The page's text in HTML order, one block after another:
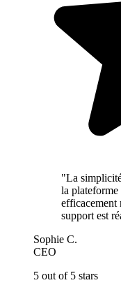
"La
la plateforme
efficacement
support est
Sophie C.
CEO
5 out of 5 stars